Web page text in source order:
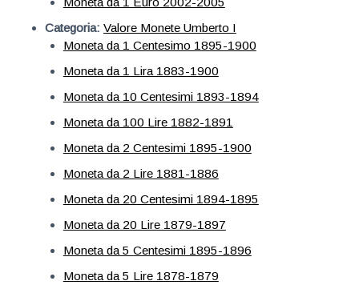
Categoria: Valore Monete Umberto I
Moneta da 1 Centesimo 1895-1900
Moneta da 1 Lira 1883-1900
Moneta da 10 Centesimi 1893-1894
Moneta da 100 Lire 1882-1891
Moneta da 2 Centesimi 1895-1900
Moneta da 2 Lire 1881-1886
Moneta da 20 Centesimi 1894-1895
Moneta da 20 Lire 1879-1897
Moneta da 5 Centesimi 1895-1896
Moneta da 5 Lire 1878-1879